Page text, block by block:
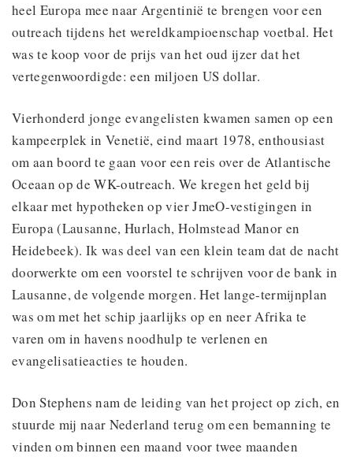
heel Europa mee naar Argentinië te brengen voor een
outreach tijdens het wereldkampioenschap voetbal. Het
was te koop voor de prijs van het oud ijzer dat het
vertegenwoordigde: een miljoen US dollar.
Vierhonderd jonge evangelisten kwamen samen op een
kampeerplek in Venetië, eind maart 1978, enthousiast
om aan boord te gaan voor een reis over de Atlantische
Oceaan op de WK-outreach. We kregen het geld bij
elkaar met hypotheken op vier JmeO-vestigingen in
Europa (Lausanne, Hurlach, Holmstead Manor en
Heidebeek). Ik was deel van een klein team dat de nacht
doorwerkte om een voorstel te schrijven voor de bank in
Lausanne, de volgende morgen. Het lange-termijnplan
was om met het schip jaarlijks op en neer Afrika te
varen om in havens noodhulp te verlenen en
evangelisatieacties te houden.
Don Stephens nam de leiding van het project op zich, en
stuurde mij naar Nederland terug om een bemanning te
vinden om binnen een maand voor twee maanden